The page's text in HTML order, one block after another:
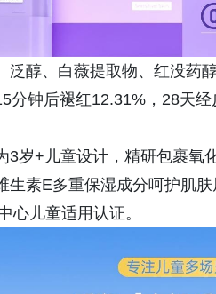
泛醇、白薇提取物、红没药
分钟后褪红12.31%，28天
3岁+儿童设计，精研包裹
生素E多重保湿成分呵护肌
心儿童适用认证。